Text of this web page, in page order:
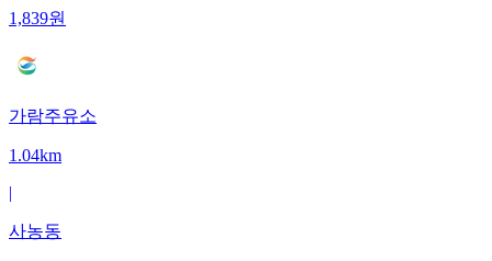
1,839원
가람주유소
1.04km
|
사농동